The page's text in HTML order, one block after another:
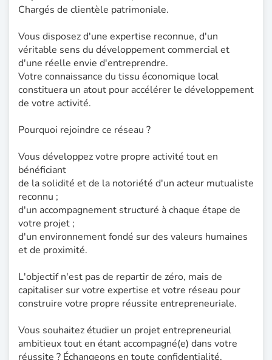
Chargés de clientèle patrimoniale.
Vous disposez d'une expertise reconnue, d'un
véritable sens du développement commercial et
d'une réelle envie d'entreprendre.
Votre connaissance du tissu économique local
constituera un atout pour accélérer le développement
de votre activité.
Pourquoi rejoindre ce réseau ?
Vous développez votre propre activité tout en
bénéficiant
de la solidité et de la notoriété d'un acteur mutualiste
reconnu ;
d'un accompagnement structuré à chaque étape de
votre projet ;
d'un environnement fondé sur des valeurs humaines
et de proximité.
L'objectif n'est pas de repartir de zéro, mais de
capitaliser sur votre expertise et votre réseau pour
construire votre propre réussite entrepreneuriale.
Vous souhaitez étudier un projet entrepreneurial
ambitieux tout en étant accompagné(e) dans votre
réussite ? Échangeons en toute confidentialité.